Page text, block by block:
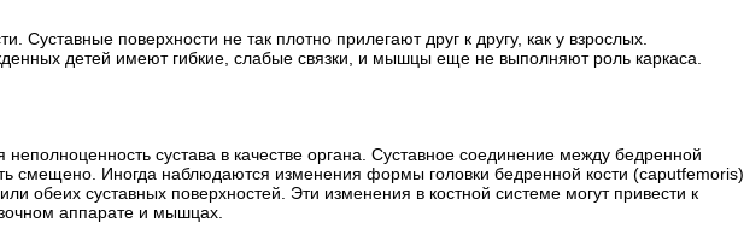
Суставные поверхности не так плотно прилегают друг к другу, как у взрослых.
детей имеют гибкие, слабые связки, и мышцы еще не выполняют роль каркаса.
сустава в качестве органа. Суставное соединение между бедренной
смещено. Иногда наблюдаются изменения формы головки бедренной кости (caputfemoris),
обеих суставных поверхностей. Эти изменения в костной системе могут привести к
аппарате и мышцах.